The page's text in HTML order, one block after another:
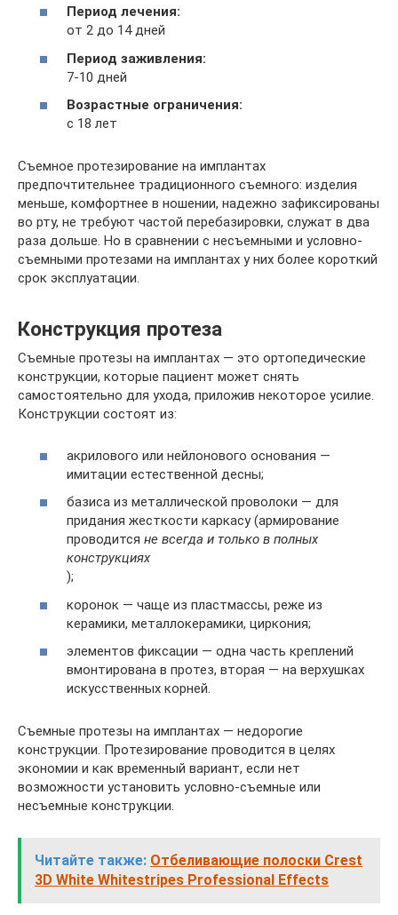
Период лечения:
от 2 до 14 дней
Период заживления:
7-10 дней
Возрастные ограничения:
с 18 лет
Съемное протезирование на имплантах
предпочтительнее традиционного съемного: изделия
меньше, комфортнее в ношении, надежно зафиксированы
во рту, не требуют частой перебазировки, служат в два
раза дольше. Но в сравнении с несъемными и условно-
съемными протезами на имплантах у них более короткий
срок эксплуатации.
Конструкция протеза
Съемные протезы на имплантах — это ортопедические
конструкции, которые пациент может снять
самостоятельно для ухода, приложив некоторое усилие.
Конструкции состоят из:
акрилового или нейлонового основания —
имитации естественной десны;
базиса из металлической проволоки — для
придания жесткости каркасу (армирование
проводится не всегда и только в полных
конструкциях
);
коронок — чаще из пластмассы, реже из
керамики, металлокерамики, циркония;
элементов фиксации — одна часть креплений
вмонтирована в протез, вторая — на верхушках
искусственных корней.
Съемные протезы на имплантах — недорогие
конструкции. Протезирование проводится в целях
экономии и как временный вариант, если нет
возможности установить условно-съемные или
несъемные конструкции.
Читайте также: Отбеливающие полоски Crest
3D White Whitestripes Professional Effects